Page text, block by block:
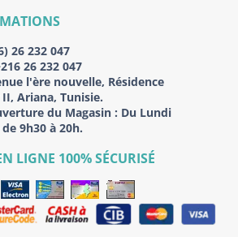
26 232 047
26 232 047
l'ère nouvelle, Résidence
Ariana, Tunisie.
du Magasin : Du Lundi
9h30 à 20h.
LIGNE 100% SÉCURISÉ